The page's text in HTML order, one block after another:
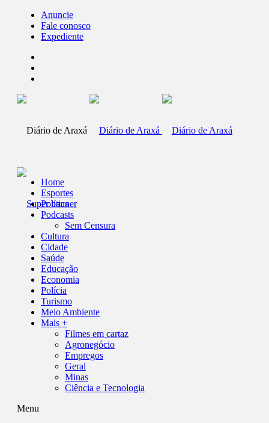
Anuncie
Fale conosco
Expediente
Home
Esportes
Política
Podcasts
Sem Censura
Cultura
Cidade
Saúde
Educação
Economia
Polícia
Turismo
Meio Ambiente
Mais +
Filmes em cartaz
Agronegócio
Empregos
Geral
Minas
Ciência e Tecnologia
Menu